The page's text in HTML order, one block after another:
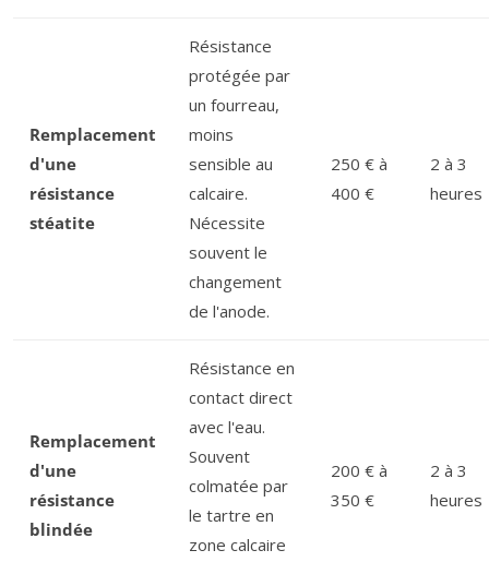
Remplacement
d'une
résistance
stéatite
Résistance
protégée par
un fourreau,
moins
sensible au
calcaire.
Nécessite
souvent le
changement
de l'anode.
250 € à
400 €
2 à 3
heures
Remplacement
d'une
résistance
blindée
Résistance en
contact direct
avec l'eau.
Souvent
colmatée par
le tartre en
zone calcaire
200 € à
350 €
2 à 3
heures